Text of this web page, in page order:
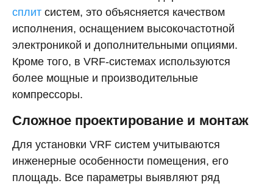
сплит систем, это объясняется качеством
исполнения, оснащением высокочастотной
электроникой и дополнительными опциями.
Кроме того, в VRF-системах используются
более мощные и производительные
компрессоры.
Сложное проектирование и монтаж
Для установки VRF систем учитываются
инженерные особенности помещения, его
площадь. Все параметры выявляют ряд